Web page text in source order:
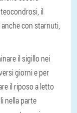
il
con starnuti,
il sigillo nei
giorni e per
il riposo a letto
nella parte